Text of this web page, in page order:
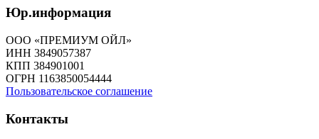
Юр.информация
ООО «ПРЕМИУМ ОЙЛ»
ИНН 3849057387
КПП 384901001
ОГРН 1163850054444
Пользовательское соглашение
Контакты